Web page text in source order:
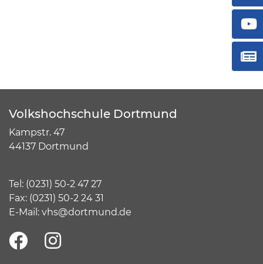
Volkshochschule Dortmund
Kampstr. 47
44137 Dortmund
Tel: (0231) 50-2 47 27
Fax: (0231) 50-2 24 31
E-Mail: vhs@dortmund.de